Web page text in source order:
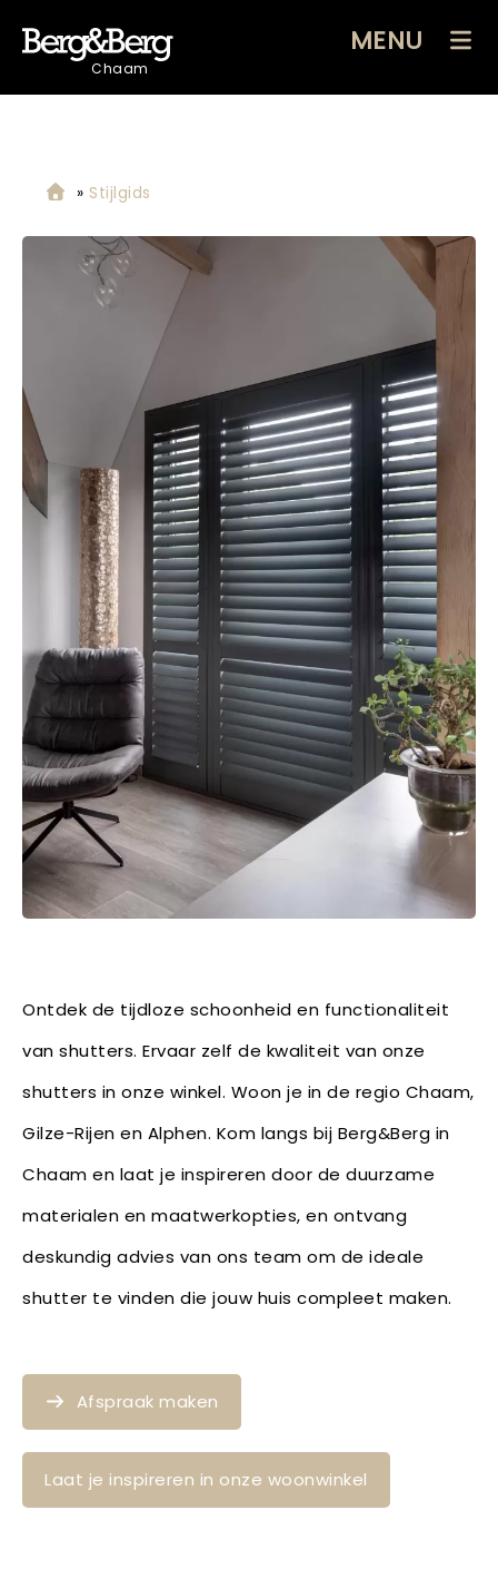
Chaam
MENU
» Stijlgids
Ontdek de tijdloze schoonheid en functionaliteit
van shutters. Ervaar zelf de kwaliteit van onze
shutters in onze winkel. Woon je in de regio Chaam,
Gilze-Rijen en Alphen. Kom langs bij Berg&Berg in
Chaam en laat je inspireren door de duurzame
materialen en maatwerkopties, en ontvang
deskundig advies van ons team om de ideale
shutter te vinden die jouw huis compleet maken.
Afspraak maken
Laat je inspireren in onze woonwinkel